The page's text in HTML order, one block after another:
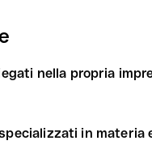
nella propria
in materia